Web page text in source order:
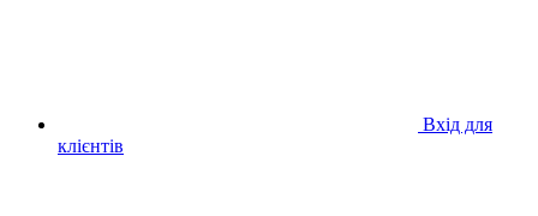
Вхід для
клієнтів